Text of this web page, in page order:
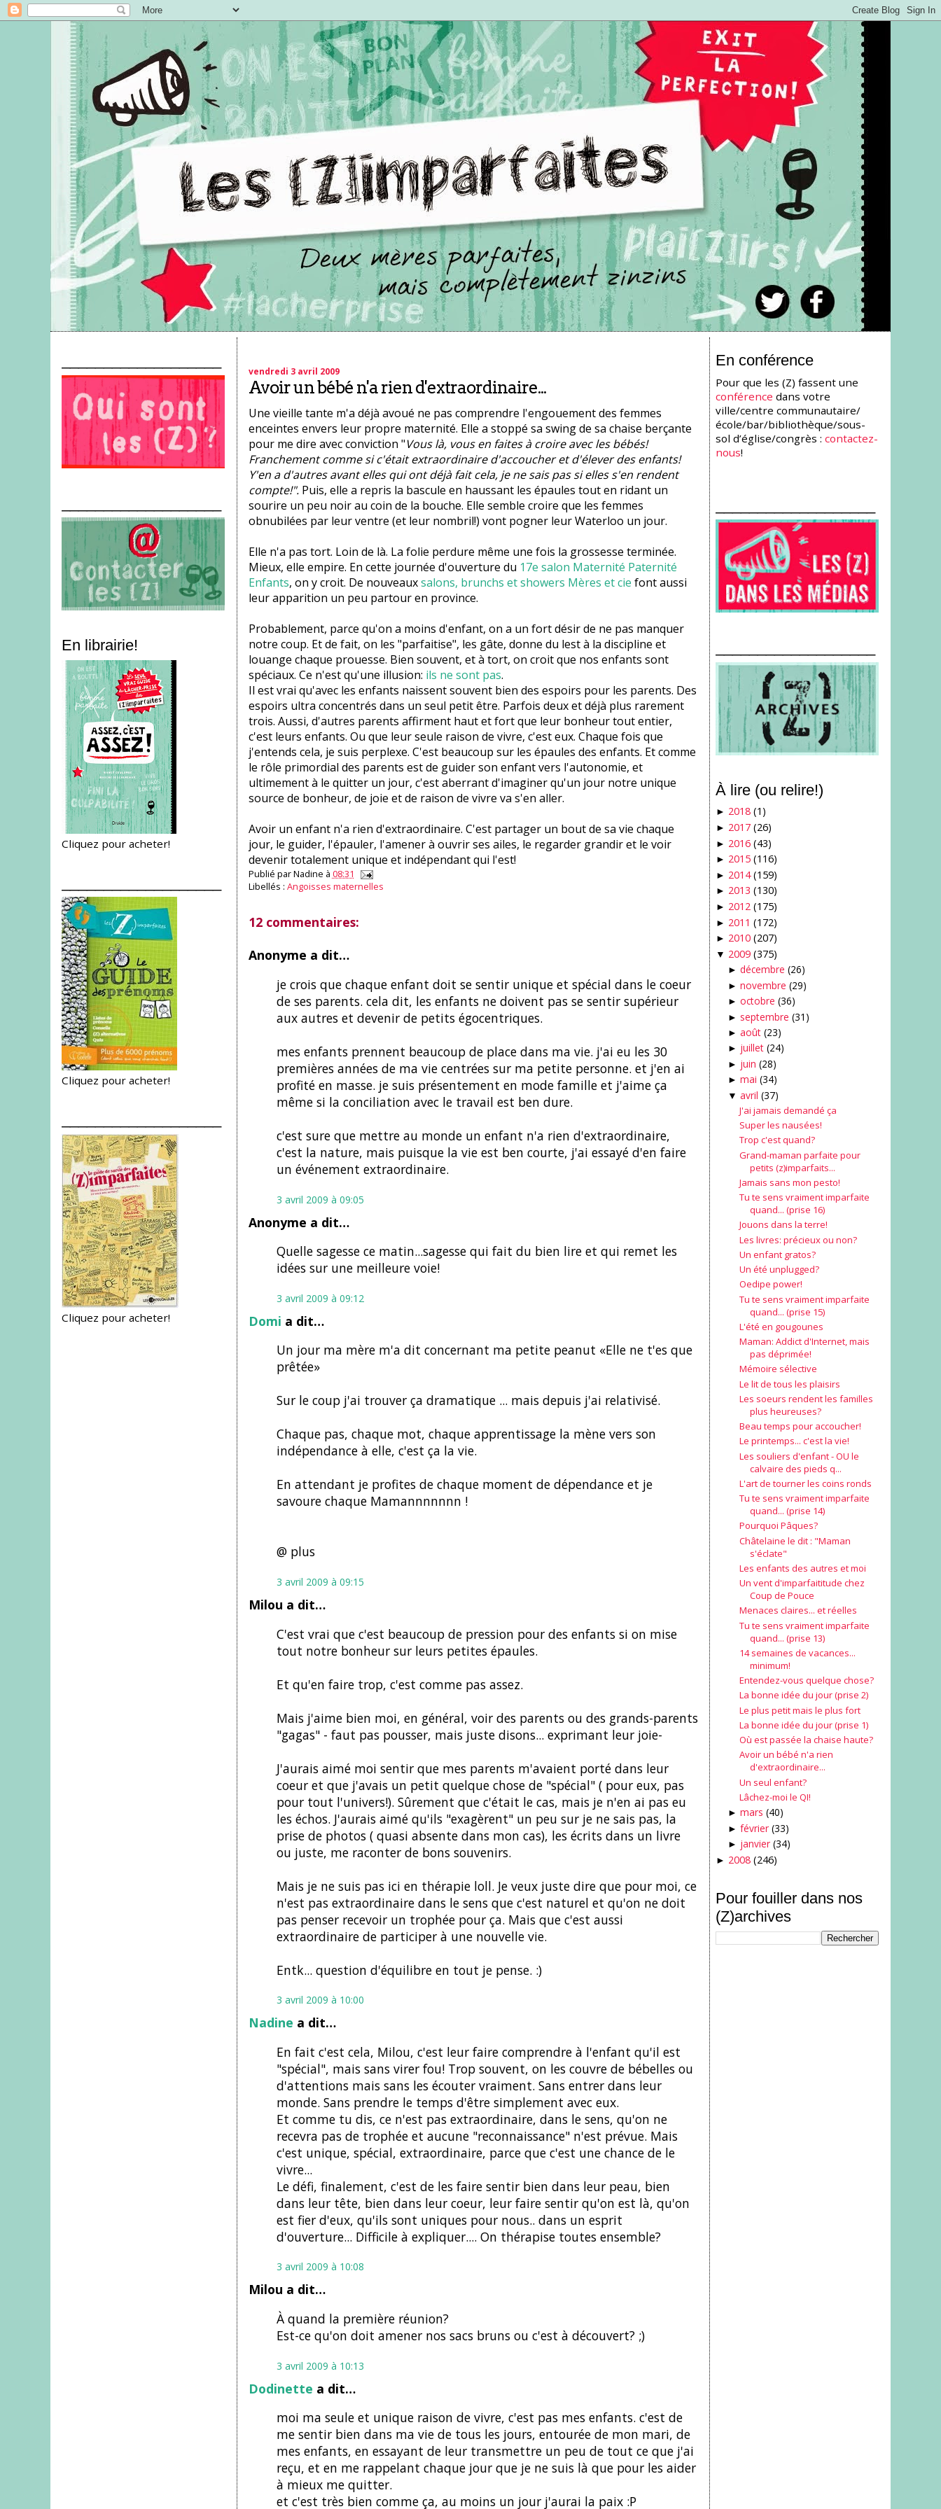
En librairie!
Cliquez pour acheter!
Cliquez pour acheter!
Cliquez pour acheter!
vendredi 3 avril 2009
Avoir un bébé n'a rien d'extraordinaire...
Une vieille tante m'a déjà avoué ne pas comprendre l'engouement des femmes
enceintes envers leur propre maternité. Elle a stoppé sa swing de sa chaise berçante
pour me dire avec conviction "Vous là, vous en faites à croire avec les bébés!
Franchement comme si c'était extraordinaire d'accoucher et d'élever des enfants!
Y'en a d'autres avant elles qui ont déjà fait cela, je ne sais pas si elles s'en rendent
compte!".Puis, elle a repris la bascule en haussant les épaules tout en ridant un
sourire un peu noir au coin de la bouche. Elle semble croire que les femmes
obnubilées par leur ventre (et leur nombril!) vont pogner leur Waterloo un jour.
Elle n'a pas tort. Loin de là. La folie perdure même une fois la grossesse terminée.
Mieux, elle empire. En cette journée d'ouverture du 17e salon Maternité Paternité
Enfants, on y croit. De nouveauxsalons, brunchs et showers Mères et cie font aussi
leur apparition un peu partour en province.
Probablement, parce qu'on a moins d'enfant, on a un fort désir de ne pas manquer
notre coup. Et de fait, on les "parfaitise", les gâte, donne du lest à la discipline et
louange chaque prouesse. Bien souvent, et à tort, on croit que nos enfants sont
spéciaux. Ce n'est qu'une illusion: ils ne sont pas.
Il est vrai qu'avec les enfants naissent souvent bien des espoirs pour les parents. Des
espoirs ultra concentrés dans un seul petit être. Parfois deux et déjà plus rarement
trois. Aussi, d'autres parents affirment haut et fort que leur bonheur tout entier,
c'est leurs enfants. Ou que leur seule raison de vivre, c'est eux. Chaque fois que
j'entends cela, je suis perplexe. C'est beaucoup sur les épaules des enfants. Et comme
le rôle primordial des parents est de guider son enfant vers l'autonomie, et
ultimement à le quitter un jour, c'est aberrant d'imaginer qu'un jour notre unique
source de bonheur, de joie et de raison de vivre va s'en aller.
Avoir un enfant n'a rien d'extraordinaire. C'est partager un bout de sa vie chaque
jour, le guider, l'épauler, l'amener à ouvrir ses ailes, le regarder grandir et le voir
devenir totalement unique et indépendant qui l'est!
Publié parNadine à 08:31
Libellés : Angoisses maternelles
12 commentaires:
Anonyme a dit…
je crois que chaque enfant doit se sentir unique et spécial dans le coeur
de ses parents. cela dit, les enfants ne doivent pas se sentir supérieur
aux autres et devenir de petits égocentriques.
mes enfants prennent beaucoup de place dans ma vie. j'ai eu les 30
premières années de ma vie centrées sur ma petite personne. et j'en ai
profité en masse. je suis présentement en mode famille et j'aime ça
même si la conciliation avec le travail est ben dure.
c'est sure que mettre au monde un enfant n'a rien d'extraordinaire,
c'est la nature, mais puisque la vie est ben courte, j'ai essayé d'en faire
un événement extraordinaire.
3 avril 2009 à 09:05
Anonyme a dit…
Quelle sagesse ce matin...sagesse qui fait du bien lire et qui remet les
idées sur une meilleure voie!
3 avril 2009 à 09:12
Domi a dit…
Un jour ma mère m'a dit concernant ma petite peanut «Elle ne t'es que
prêtée»
Sur le coup j'ai trouver ça dramatique ... mais depuis j'ai relativisé.
Chaque pas, chaque mot, chaque apprentissage la mène vers son
indépendance à elle, c'est ça la vie.
En attendant je profites de chaque moment de dépendance et je
savoure chaque Mamannnnnnn !
@ plus
3 avril 2009 à 09:15
Milou a dit…
C'est vrai que c'est beaucoup de pression pour des enfants si on mise
tout notre bonheur sur leurs petites épaules.
Et qu'en faire trop, c'est comme pas assez.
Mais j'aime bien moi, en général, voir des parents ou des grands-parents
"gagas" - faut pas pousser, mais juste disons... exprimant leur joie-
J'aurais aimé moi sentir que mes parents m'avaient porté dans leur
coeur et que j'avais un petit quelque chose de "spécial" ( pour eux, pas
pour tout l'univers!). Sûrement que c'était le cas, mais je n'en ai pas eu
les échos. J'aurais aimé qu'ils "exagèrent" un peu sur je ne sais pas, la
prise de photos ( quasi absente dans mon cas), les écrits dans un livre
ou juste, me raconter de bons souvenirs.
Mais je ne suis pas ici en thérapie loll. Je veux juste dire que pour moi, ce
n'est pas extraordinaire dans le sens que c'est naturel et qu'on ne doit
pas penser recevoir un trophée pour ça. Mais que c'est aussi
extraordinaire de participer à une nouvelle vie.
Entk... question d'équilibre en tout je pense. :)
3 avril 2009 à 10:00
Nadine a dit…
En fait c'est cela, Milou, c'est leur faire comprendre à l'enfant qu'il est
"spécial", mais sans virer fou! Trop souvent, on les couvre de bébelles ou
d'attentions mais sans les écouter vraiment. Sans entrer dans leur
monde. Sans prendre le temps d'être simplement avec eux.
Et comme tu dis, ce n'est pas extraordinaire, dans le sens, qu'on ne
recevra pas de trophée et aucune "reconnaissance" n'est prévue. Mais
c'est unique, spécial, extraordinaire, parce que c'est une chance de le
vivre...
Le défi, finalement, c'est de les faire sentir bien dans leur peau, bien
dans leur tête, bien dans leur coeur, leur faire sentir qu'on est là, qu'on
est fier d'eux, qu'ils sont uniques pour nous.. dans un esprit
d'ouverture... Difficile à expliquer.... On thérapise toutes ensemble?
3 avril 2009 à 10:08
Milou a dit…
À quand la première réunion?
Est-ce qu'on doit amener nos sacs bruns ou c'est à découvert? ;)
3 avril 2009 à 10:13
Dodinette a dit…
moi ma seule et unique raison de vivre, c'est pas mes enfants. c'est de
me sentir bien dans ma vie de tous les jours, entourée de mon mari, de
mes enfants, en essayant de leur transmettre un peu de tout ce que j'ai
reçu, et en me rappelant chaque jour que je ne suis là que pour les aider
à mieux me quitter.
et c'est très bien comme ça, au moins un jour j'aurai la paix :P
En conférence
Pour que les (Z) fassent une
conférence dans votre
ville/centre communautaire/
école/bar/bibliothèque/sous-
sol d’église/congrès :contactez-
nous!
À lire (ou relire!)
► 2018 (1)
► 2017 (26)
► 2016 (43)
► 2015 (116)
► 2014 (159)
► 2013 (130)
► 2012 (175)
► 2011 (172)
► 2010 (207)
▼ 2009 (375)
► décembre (26)
► novembre (29)
► octobre (36)
► septembre (31)
► août (23)
► juillet (24)
► juin (28)
► mai (34)
▼ avril (37)
J'ai jamais demandé ça
Super les nausées!
Trop c'est quand?
Grand-maman parfaite pour
petits (z)imparfaits...
Jamais sans mon pesto!
Tu te sens vraiment imparfaite
quand... (prise 16)
Jouons dans la terre!
Les livres: précieux ou non?
Un enfant gratos?
Un été unplugged?
Oedipe power!
Tu te sens vraiment imparfaite
quand... (prise 15)
L'été en gougounes
Maman: Addict d'Internet, mais
pas déprimée!
Mémoire sélective
Le lit de tous les plaisirs
Les soeurs rendent les familles
plus heureuses?
Beau temps pour accoucher!
Le printemps... c'est la vie!
Les souliers d'enfant - OU le
calvaire des pieds q...
L'art de tourner les coins ronds
Tu te sens vraiment imparfaite
quand... (prise 14)
Pourquoi Pâques?
Châtelaine le dit : "Maman
s'éclate"
Les enfants des autres et moi
Un vent d'imparfaititude chez
Coup de Pouce
Menaces claires... et réelles
Tu te sens vraiment imparfaite
quand... (prise 13)
14 semaines de vacances...
minimum!
Entendez-vous quelque chose?
La bonne idée du jour (prise 2)
Le plus petit mais le plus fort
La bonne idée du jour (prise 1)
Où est passée la chaise haute?
Avoir un bébé n'a rien
d'extraordinaire...
Un seul enfant?
Lâchez-moi le QI!
► mars (40)
► février (33)
► janvier (34)
► 2008 (246)
Pour fouiller dans nos
(Z)archives